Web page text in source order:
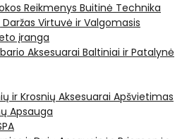
Reikmenys Buitinė Technika
Virtuvė ir Valgomasis
įranga
Aksesuarai Baltiniai ir Patalynė
ir Krosnių Aksesuarai Apšvietimas
Apsauga